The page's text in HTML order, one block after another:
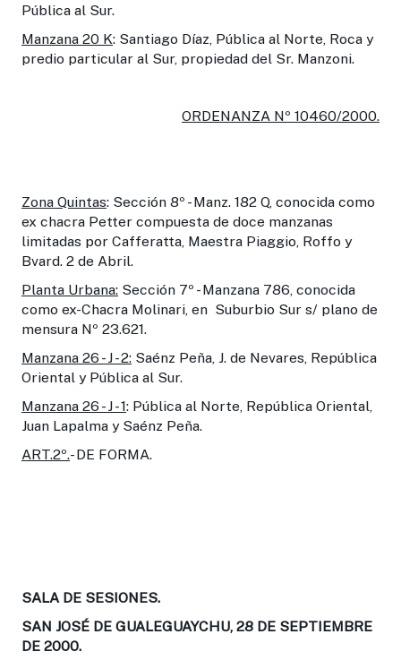
Pública al Sur.
Manzana 20 K: Santiago Díaz, Pública al Norte, Roca y
predio particular al Sur, propiedad del Sr. Manzoni.
ORDENANZA Nº 10460/2000.
Zona Quintas: Sección 8º - Manz. 182 Q, conocida como
ex chacra Petter compuesta de doce manzanas
limitadas por Cafferatta, Maestra Piaggio, Roffo y
Bvard. 2 de Abril.
Planta Urbana: Sección 7º - Manzana 786, conocida
como ex-Chacra Molinari, en Suburbio Sur s/ plano de
mensura Nº 23.621.
Manzana 26 - J - 2: Saénz Peña, J. de Nevares, República
Oriental y Pública al Sur.
Manzana 26 - J - 1: Pública al Norte, República Oriental,
Juan Lapalma y Saénz Peña.
ART.2º.- DE FORMA.
SALA DE SESIONES.
SAN JOSÉ DE GUALEGUAYCHU, 28 DE SEPTIEMBRE
DE 2000.